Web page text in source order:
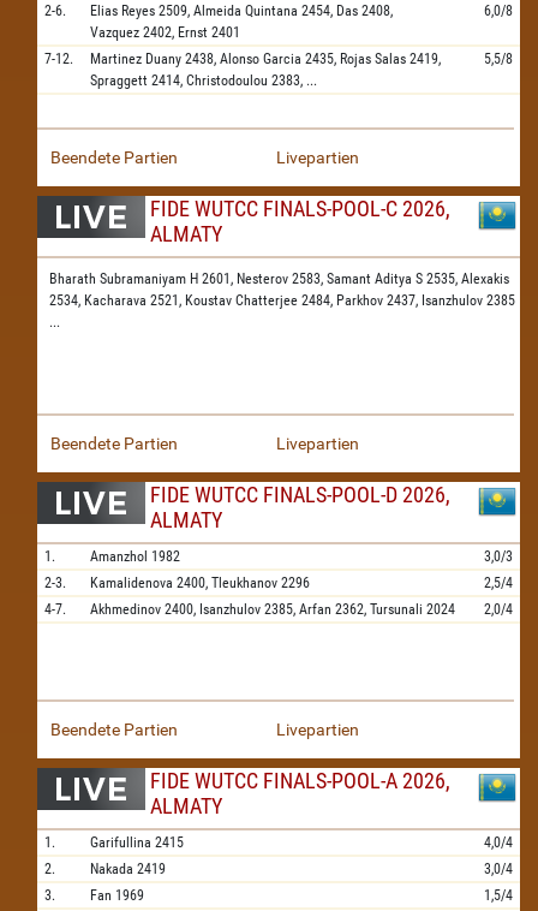
2-6.
Elias Reyes 2509, Almeida Quintana 2454, Das 2408,
Vazquez 2402, Ernst 2401
6,0/8
7-12. Martinez Duany 2438, Alonso Garcia 2435, Rojas Salas 2419,
Spraggett 2414, Christodoulou 2383, ...
5,5/8
Beendete Partien Livepartien
FIDE WUTCC FINALS-POOL-C 2026,
ALMATY
Bharath Subramaniyam H 2601, Nesterov 2583, Samant Aditya S 2535, Alexakis
2534, Kacharava 2521, Koustav Chatterjee 2484, Parkhov 2437, Isanzhulov 2385
...
Beendete Partien Livepartien
FIDE WUTCC FINALS-POOL-D 2026,
ALMATY
1. Amanzhol 1982
3,0/3
2-3.
Kamalidenova 2400, Tleukhanov 2296
2,5/4
4-7.
Akhmedinov 2400, Isanzhulov 2385, Arfan 2362, Tursunali 2024 2,0/4
Beendete Partien Livepartien
FIDE WUTCC FINALS-POOL-A 2026,
ALMATY
1. Garifullina 2415
4,0/4
2.
Nakada 2419
3,0/4
3.
Fan 1969 1,5/4